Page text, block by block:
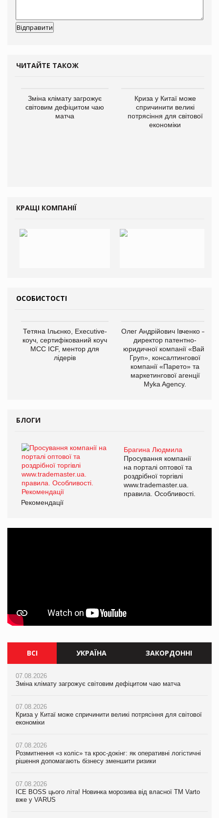
ЧИТАЙТЕ ТАКОЖ
Зміна клімату загрожує
світовим дефіцитом чаю
матча
Криза у Китаї може
спричинити великі
потрясіння для світової
економіки
КРАЩІ КОМПАНІЇ
ОСОБИСТОСТІ
Тетяна Ільєнко, Executive-
коуч, сертифікований коуч
МСС ICF, ментор для
лідерів
Олег Андрійович Івченко —
директор патентно-
юридичної компанії «Вайз
Груп», консалтингової
компанії «Парето» та
маркетингової агенції
Myka Agency.
БЛОГИ
Брагина Людмила
Просування компанії
на порталі оптової та
роздрібної торгівлі
www.trademaster.ua.
правила. Особливості.
Рекомендації
ВСІ УКРАЇНА ЗАКОРДОННІ
07.08.2026
Зміна клімату загрожує світовим дефіцитом чаю матча
07.08.2026
Криза у Китаї може спричинити великі потрясіння для світової
економіки
07.08.2026
Розмитнення «з коліс» та крос-докінг: як оперативні логістичні
рішення допомагають бізнесу зменшити ризики
07.08.2026
ICE BOSS цього літа! Новинка морозива від власної ТМ Varto
вже у VARUS
07.08.2026
Зміна клімату загрожує світовим дефіцитом чаю матча
07.08.2026
Криза у Китаї може спричинити великі потрясіння для світової
економіки
07.08.2026
Kraft Heinz скоротила збиток у першому півріччі
Продажі Hugo Boss впали на 9%
07.08.2026
Зміна клімату загрожує світовим дефіцитом чаю матча
07.08.2026
Криза у Китаї може спричинити великі потрясіння для світової
економіки
07.08.2026
Kraft Heinz скоротила збиток у першому півріччі
Продажі Hugo Boss впали на 9%